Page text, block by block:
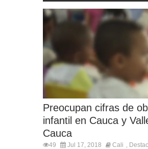
Preocupan cifras de
infantil en Cauca y
Cauca
49 Jul 17, 2018 Cali